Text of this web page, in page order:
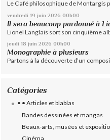
Le Café philosophique de Montargis
vendredi 19 juin 2026 00h00
Il sera beaucoup pardonné à
Lionel Langlais sort son cinquième
jeudi 18 juin 2026 00h00
Monographie à plusieurs
Partons à la découverte d’un
Catégories
• • Articles et blablas
Bandes dessinées et mangas
Beaux-arts, musées et
Cinéma